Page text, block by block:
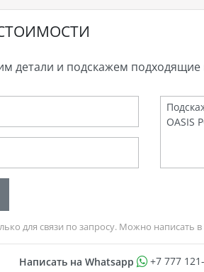
детали и подскажем
для связи по запросу. Можно написать
Написать на Whatsapp +7 777